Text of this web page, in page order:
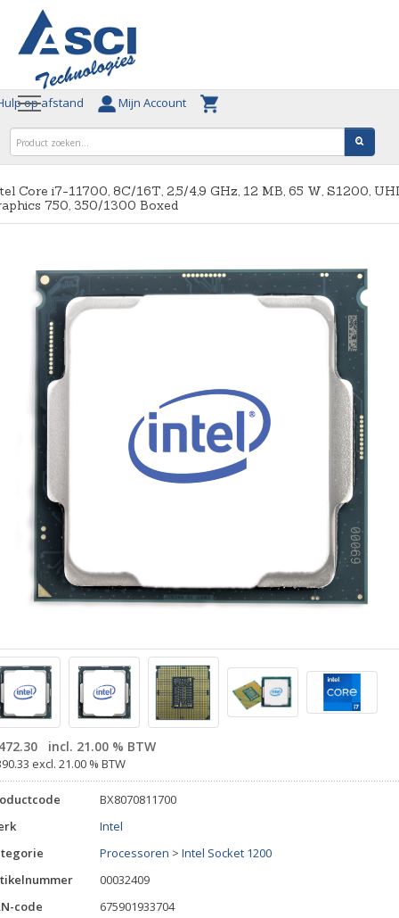
op afstand Mijn Account
Core i7-11700, 8C/16T, 2,5/4,9 GHz, 12 MB, 65 W, S1200,
750, 350/1300 Boxed
incl. 21.00 % BTW
excl. 21.00 % BTW
BX8070811700
Intel
Processoren > Intel Socket 1200
00032409
code
675901933704